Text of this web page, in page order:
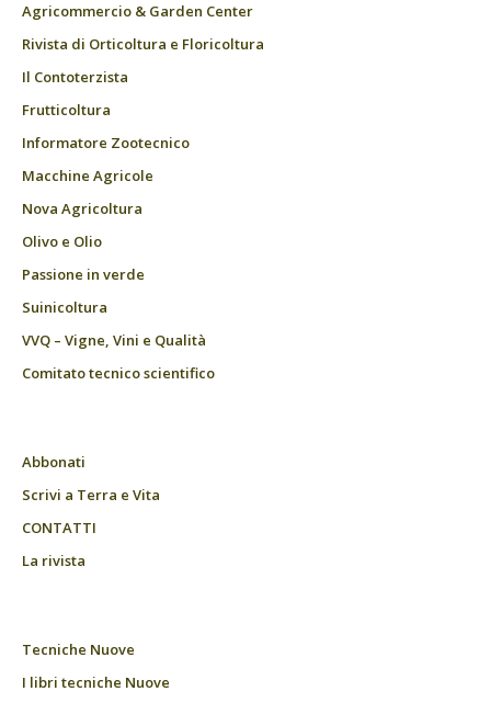
Agricommercio & Garden Center
Rivista di Orticoltura e Floricoltura
Il Contoterzista
Frutticoltura
Informatore Zootecnico
Macchine Agricole
Nova Agricoltura
Olivo e Olio
Passione in verde
Suinicoltura
VVQ – Vigne, Vini e Qualità
Comitato tecnico scientifico
Abbonati
Scrivi a Terra e Vita
CONTATTI
La rivista
Tecniche Nuove
I libri tecniche Nuove